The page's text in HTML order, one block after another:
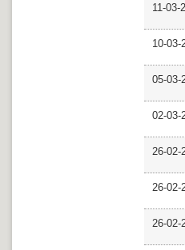
11-
10-
05-03-
02-03-
26-02-
26-02-
26-02-